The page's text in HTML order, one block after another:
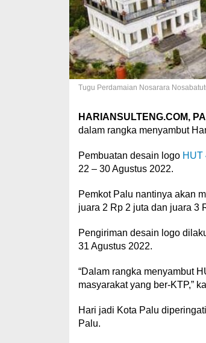
Tugu Perdamaian Nosarara
HARIANSULTENG.COM,
dalam rangka menyambut
Pembuatan desain logo HUT
22 – 30 Agustus 2022.
Pemkot Palu nantinya akan
juara 2 Rp 2 juta dan juara 3
Pengiriman desain logo
31 Agustus 2022.
“Dalam rangka menyambut
masyarakat yang ber-KTP,”
Hari jadi Kota Palu
Palu.